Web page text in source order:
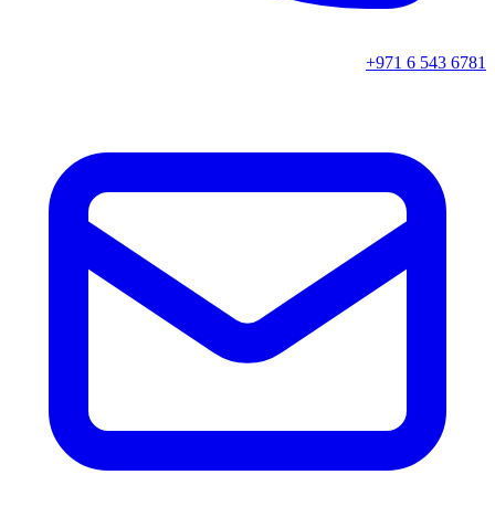
+971 6 543 6781